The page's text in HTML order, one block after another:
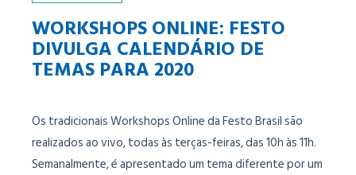
WORKSHOPS ONLINE: FESTO
DIVULGA CALENDÁRIO DE
TEMAS PARA 2020
Os tradicionais Workshops Online da Festo Brasil são
realizados ao vivo, todas às terças-feiras, das 10h às 11h.
Semanalmente, é apresentado um tema diferente por um